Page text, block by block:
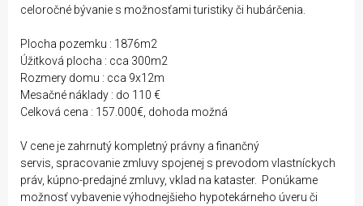
celoročné bývanie s možnosťami turistiky či hubárčenia.
Plocha pozemku : 1876m2
Úžitková plocha : cca 300m2
Rozmery domu : cca 9x12m
Mesačné náklady : do 110 €
Celková cena : 157.000€, dohoda možná
V cene je zahrnutý kompletný právny a finančný
servis, spracovanie zmluvy spojenej s prevodom vlastníckych
práv, kúpno-predajné zmluvy, vklad na kataster. Ponúkame
možnosť vybavenie výhodnejšieho hypotekárneho úveru či